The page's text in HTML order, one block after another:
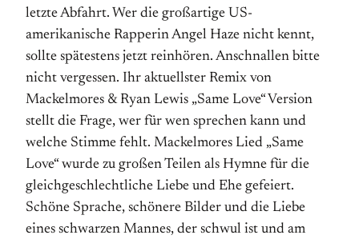
letzte Abfahrt. Wer die großartige US-
amerikanische Rapperin Angel Haze nicht kennt,
sollte spätestens jetzt reinhören. Anschnallen bitte
nicht vergessen. Ihr aktuellster Remix von
Mackelmores & Ryan Lewis „Same Love“ Version
stellt die Frage, wer für wen sprechen kann und
welche Stimme fehlt. Mackelmores Lied „Same
Love“ wurde zu großen Teilen als Hymne für die
gleichgeschlechtliche Liebe und Ehe gefeiert.
Schöne Sprache, schönere Bilder und die Liebe
eines schwarzen Mannes, der schwul ist und am